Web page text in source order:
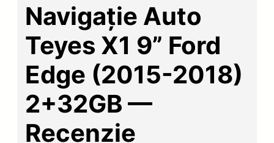
Navigație Auto
Teyes X1 9” Ford
Edge (2015-2018)
2+32GB —
Recenzie